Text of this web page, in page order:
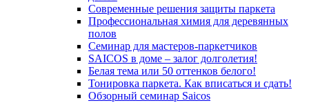
Современные решения защиты паркета
Профессиональная химия для деревянных
полов
Семинар для мастеров-паркетчиков
SAICOS в доме – залог долголетия!
Белая тема или 50 оттенков белого!
Тонировка паркета. Как вписаться и сдать!
Обзорный семинар Saicos